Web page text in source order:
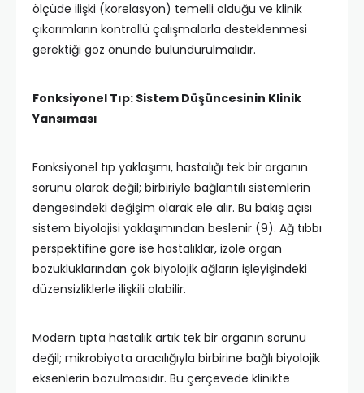
ölçüde ilişki (korelasyon) temelli olduğu ve klinik
çıkarımların kontrollü çalışmalarla desteklenmesi
gerektiği göz önünde bulundurulmalıdır.
Fonksiyonel Tıp: Sistem Düşüncesinin Klinik
Yansıması
Fonksiyonel tıp yaklaşımı, hastalığı tek bir organın
sorunu olarak değil; birbiriyle bağlantılı sistemlerin
dengesindeki değişim olarak ele alır. Bu bakış açısı
sistem biyolojisi yaklaşımından beslenir (9). Ağ tıbbı
perspektifine göre ise hastalıklar, izole organ
bozukluklarından çok biyolojik ağların işleyişindeki
düzensizliklerle ilişkili olabilir.
Modern tıpta hastalık artık tek bir organın sorunu
değil; mikrobiyota aracılığıyla birbirine bağlı biyolojik
eksenlerin bozulmasıdır. Bu çerçevede klinikte